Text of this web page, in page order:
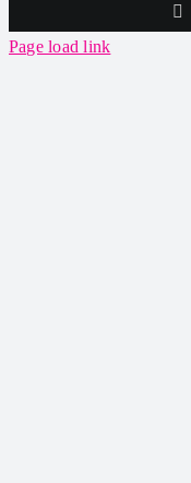
Page load link